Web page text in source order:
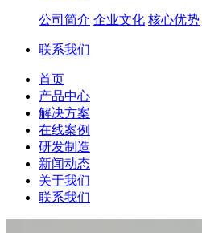
公司简介 企业文化 核心优势
联系我们
首页
产品中心
解决方案
在线案例
研发制造
新闻动态
关于我们
联系我们